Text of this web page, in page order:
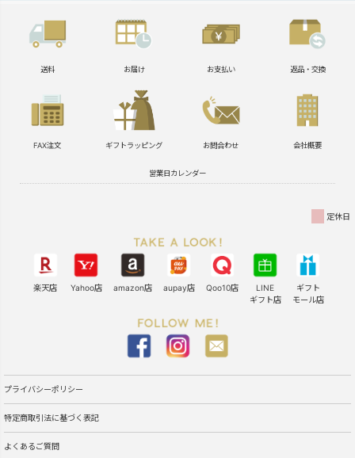
送料 お届け お支払い 返品・交換
FAX注文 ギフトラッピング お問合わせ 会社概要
営業日カレンダー
定休日
楽天店 Yahoo店 amazon店 aupay店 Qoo10店
LINE
ギフト店
ギフト
モール店
プライバシーポリシー
特定商取引法に基づく表記
よくあるご質問